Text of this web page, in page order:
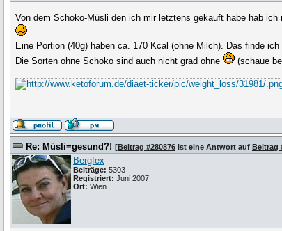
Von dem Schoko-Müsli den ich mir letztens gekauft habe hab
Eine Portion (40g) haben ca. 170 Kcal (ohne Milch). Das finde
Die Sorten ohne Schoko sind auch nicht grad ohne
(schaue
Re: Müsli=gesund?! [Beitrag #280876 ist eine Antwort auf Beitrag
Bergfex
Beiträge: 5303
Registriert: Juni 2007
Ort: Wien